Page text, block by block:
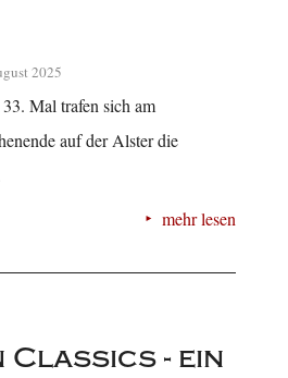
2025
Mal trafen sich am
auf der Alster die
mehr lesen
Classics - ein